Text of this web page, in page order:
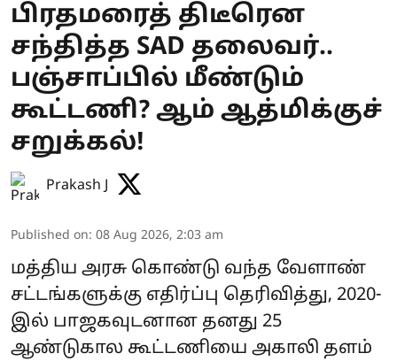
பிரதமரைத் திடீரென
சந்தித்த SAD தலைவர்..
பஞ்சாப்பில் மீண்டும்
கூட்டணி? ஆம் ஆத்மிக்குச்
சறுக்கல்!
Prakash J
Published on: 08 Aug 2026, 2:03 am
மத்திய அரசு கொண்டு வந்த வேளாண்
சட்டங்களுக்கு எதிர்ப்பு தெரிவித்து, 2020-
இல் பாஜகவுடனான தனது 25
ஆண்டுகால கூட்டணியை அகாலி தளம்